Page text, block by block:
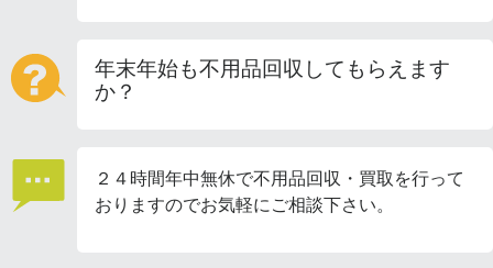
年末年始も不用品回収してもらえます
か？
２４時間年中無休で不用品回収・買取を行って
おりますのでお気軽にご相談下さい。